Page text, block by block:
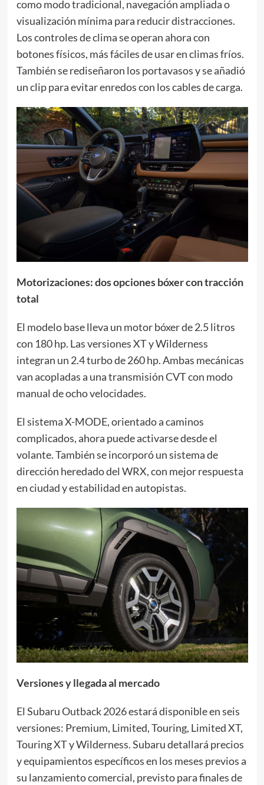
como modo tradicional, navegación ampliada o
visualización mínima para reducir distracciones.
Los controles de clima se operan ahora con
botones físicos, más fáciles de usar en climas fríos.
También se rediseñaron los portavasos y se añadió
un clip para evitar enredos con los cables de carga.
Motorizaciones: dos opciones bóxer con tracción
total
El modelo base lleva un motor bóxer de 2.5 litros
con 180 hp. Las versiones XT y Wilderness
integran un 2.4 turbo de 260 hp. Ambas mecánicas
van acopladas a una transmisión CVT con modo
manual de ocho velocidades.
El sistema X-MODE, orientado a caminos
complicados, ahora puede activarse desde el
volante. También se incorporó un sistema de
dirección heredado del WRX, con mejor respuesta
en ciudad y estabilidad en autopistas.
Versiones y llegada al mercado
El Subaru Outback 2026 estará disponible en seis
versiones: Premium, Limited, Touring, Limited XT,
Touring XT y Wilderness. Subaru detallará precios
y equipamientos específicos en los meses previos a
su lanzamiento comercial, previsto para finales de